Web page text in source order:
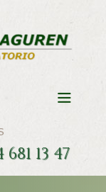
681 13 47